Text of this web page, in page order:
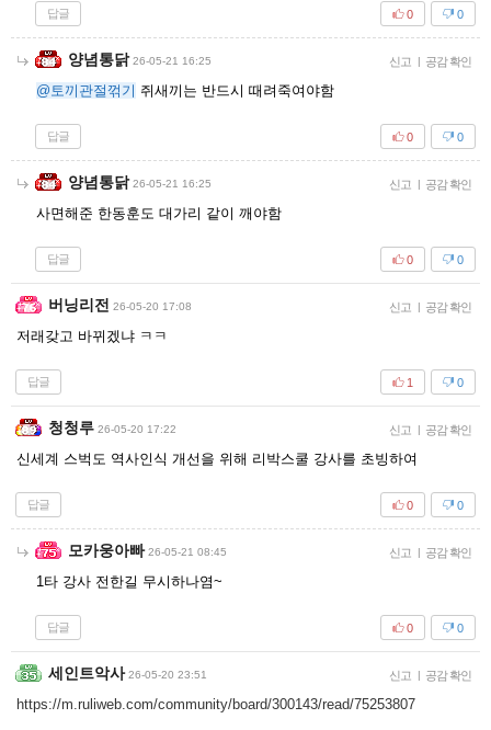
답글 0
0
양념통닭 26-05-21 16:25 신고 | 공감 확인
@토끼관절꺾기 쥐새끼는 반드시 때려죽여야함
답글 0
0
양념통닭 26-05-21 16:25 신고 | 공감 확인
사면해준 한동훈도 대가리 같이 깨야함
답글 0
0
버닝리전 26-05-20 17:08 신고 | 공감 확인
저래갖고 바뀌겠냐 ㅋㅋ
답글 0
1
청청루 26-05-20 17:22 신고 | 공감 확인
신세계 스벅도 역사인식 개선을 위해 리박스쿨 강사를 초빙하여
답글 0
0
모카웅아빠 26-05-21 08:45 신고 | 공감 확인
1타 강사 전한길 무시하나염~
답글 0
0
세인트악사 26-05-20 23:51 신고 | 공감 확인
https://m.ruliweb.com/community/board/300143/read/75253807